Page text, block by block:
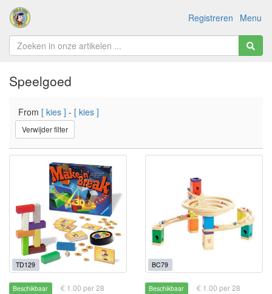
Menu
Registreren
Speelgoed
From [ kies ] - [ kies ]
Verwijder filter
TD129
Beschikbaar
€ 1.00 per 28
BC79
Beschikbaar
€ 1.00 per 28